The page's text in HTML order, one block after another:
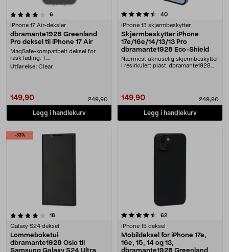
6
iPhone 17 Air-deksler
dbramante1928 Greenland
Pro deksel til iPhone 17 Air
MagSafe-kompatibelt deksel for
rask lading. T....
Utførelse: Clear
149,90 249,90
Legg i handlekurv
4.5 av 5 stjerner 40anmeldelser
iPhone 13 skjermbeskytter
Skjermbeskytter iPhone
17e/16e/14/13/13 Pro
dbramante1928 Eco-Shield
Nærmest uknuselig skjermbeskytter
i resirkulert plast. dbramante1928
149,90 249,90
Legg i handlekurv
-33%
18
Galaxy S24 deksel
Lommeboketui
dbramante1928 Oslo til
4.5 av 5 stjerner 62anmeldelser
iPhone 15 deksel
Mobildeksel for iPhone 17e,
16e, 15, 14 og 13,